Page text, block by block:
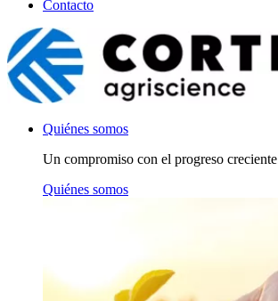
Contacto
Quiénes somos
Un compromiso con el progreso
Quiénes somos